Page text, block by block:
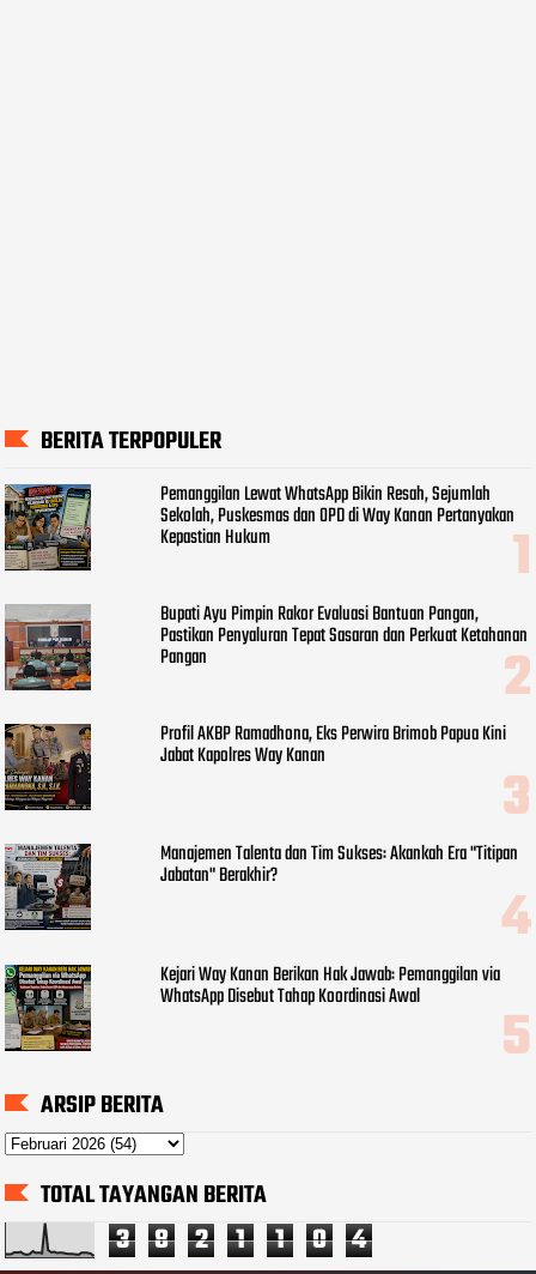
BERITA TERPOPULER
Pemanggilan Lewat WhatsApp Bikin Resah, Sejumlah
Sekolah, Puskesmas dan OPD di Way Kanan Pertanyakan
Kepastian Hukum
Bupati Ayu Pimpin Rakor Evaluasi Bantuan Pangan,
Pastikan Penyaluran Tepat Sasaran dan Perkuat Ketahanan
Pangan
Profil AKBP Ramadhona, Eks Perwira Brimob Papua Kini
Jabat Kapolres Way Kanan
Manajemen Talenta dan Tim Sukses: Akankah Era "Titipan
Jabatan" Berakhir?
Kejari Way Kanan Berikan Hak Jawab: Pemanggilan via
WhatsApp Disebut Tahap Koordinasi Awal
ARSIP BERITA
TOTAL TAYANGAN BERITA
3 8 2 1 1 0 4